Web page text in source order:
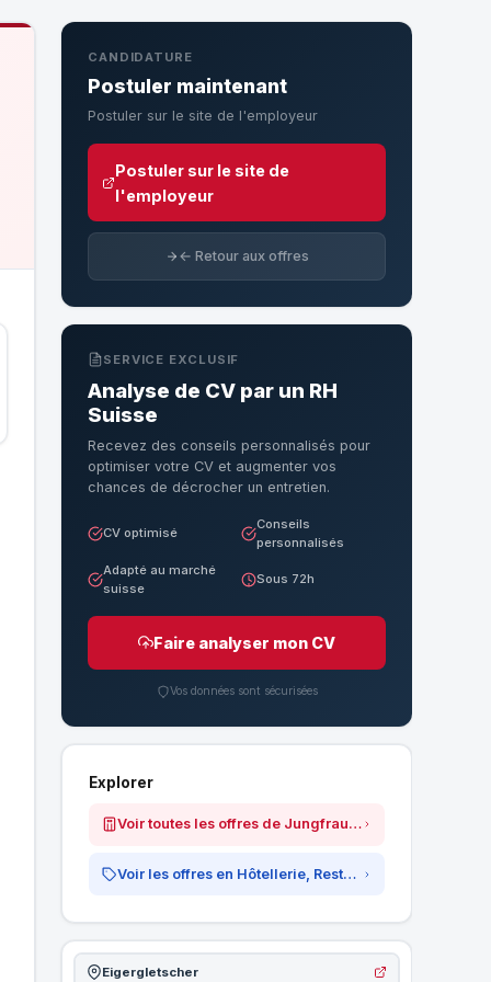
CANDIDATURE
Postuler maintenant
Postuler sur le site de l'employeur
Postuler sur le site de
l'employeur
← Retour aux offres
SERVICE EXCLUSIF
Analyse de CV par un RH
Suisse
Recevez des conseils personnalisés pour
optimiser votre CV et augmenter vos
chances de décrocher un entretien.
CV optimisé
Conseils
personnalisés
Adapté au marché
suisse
Sous 72h
Faire analyser mon CV
Vos données sont sécurisées
Explorer
Voir toutes les offres de Jungfraubahnen
Voir les offres en Hôtellerie, Restauration &amp; Tourisme
Eigergletscher